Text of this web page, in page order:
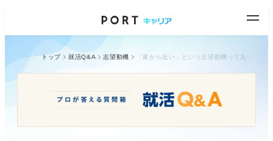
トップ 就活Q&A 志望動機